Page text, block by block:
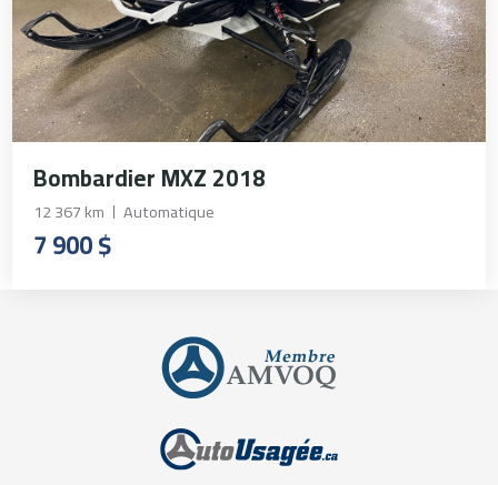
Bombardier MXZ 2018
12 367 km Automatique
7 900 $